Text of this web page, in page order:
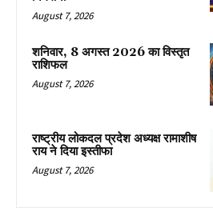
August 7, 2026
शनिवार, 8 अगस्त 2026 का विस्तृत
राशिफल
August 7, 2026
राष्ट्रीय लोकदल प्रदेश अध्यक्ष रामाशीष
राय ने दिया इस्तीफा
August 7, 2026